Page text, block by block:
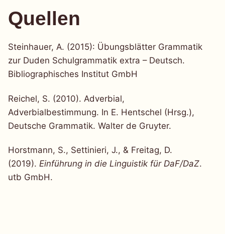
Quellen
Steinhauer, A. (2015): Übungsblätter Grammatik
zur Duden Schulgrammatik extra – Deutsch.
Bibliographisches Institut GmbH
Reichel, S. (2010). Adverbial,
Adverbialbestimmung. In E. Hentschel (Hrsg.),
Deutsche Grammatik. Walter de Gruyter.
Horstmann, S., Settinieri, J., & Freitag, D.
(2019). Einführung in die Linguistik für DaF/DaZ.
utb GmbH.